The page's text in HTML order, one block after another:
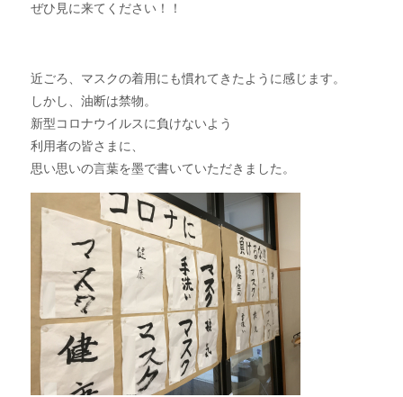
ぜひ見に来てください！！
近ごろ、マスクの着用にも慣れてきたように感じます。
しかし、油断は禁物。
新型コロナウイルスに負けないよう
利用者の皆さまに、
思い思いの言葉を墨で書いていただきました。